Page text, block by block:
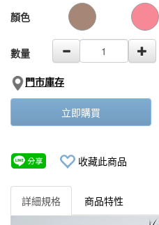
GOODS000000000000001757519
顏色
數量
門市庫存
立即購買
收藏此商品
詳細規格 商品特性